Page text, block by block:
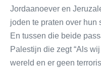
Jordaanoever en
joden te praten over hun
En tussen die beide
Palestijn die zegt “Als
wereld en er geen